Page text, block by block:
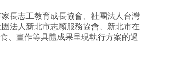
長志工教育成長協會、社團法人台灣
法人新北市志願服務協會、新北市在
、畫作等具體成果呈現執行方案的過